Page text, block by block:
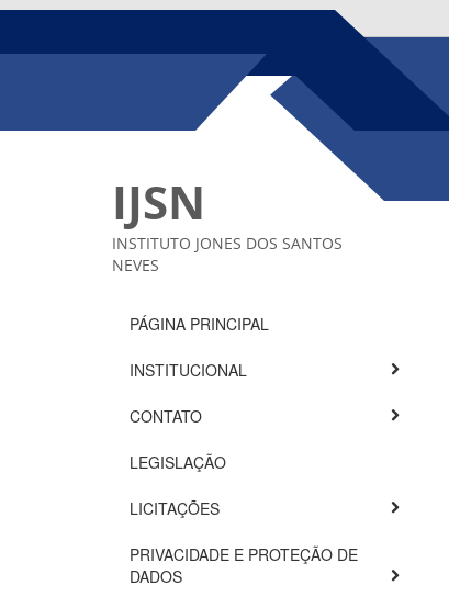
IJSN
INSTITUTO JONES DOS SANTOS
NEVES
PÁGINA PRINCIPAL
INSTITUCIONAL
CONTATO
LEGISLAÇÃO
LICITAÇÕES
PRIVACIDADE E PROTEÇÃO DE
DADOS